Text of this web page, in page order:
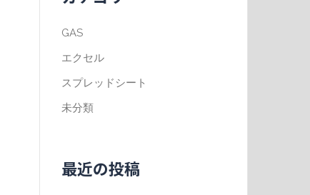
GAS
エクセル
スプレッドシート
未分類
最近の投稿